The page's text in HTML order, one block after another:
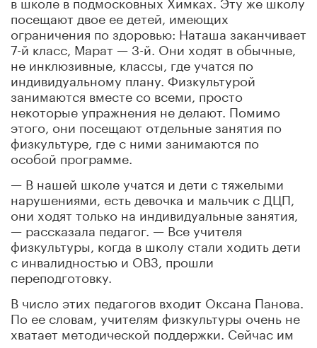
посещают двое ее детей, имеющих
ограничения по здоровью: Наташа заканчивает
7-й класс, Марат — 3-й. Они ходят в обычные,
не инклюзивные, классы, где учатся по
индивидуальному плану. Физкультурой
занимаются вместе со всеми, просто
некоторые упражнения не делают. Помимо
этого, они посещают отдельные занятия по
физкультуре, где с ними занимаются по
особой программе.
— В нашей школе учатся и дети с тяжелыми
нарушениями, есть девочка и мальчик с ДЦП,
они ходят только на индивидуальные занятия,
— рассказала педагог. — Все учителя
физкультуры, когда в школу стали ходить дети
с инвалидностью и ОВЗ, прошли
переподготовку.
В число этих педагогов входит Оксана Панова.
По ее словам, учителям физкультуры очень не
хватает методической поддержки. Сейчас им